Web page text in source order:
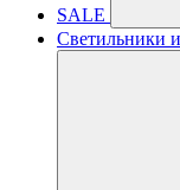
SALE
Светильники